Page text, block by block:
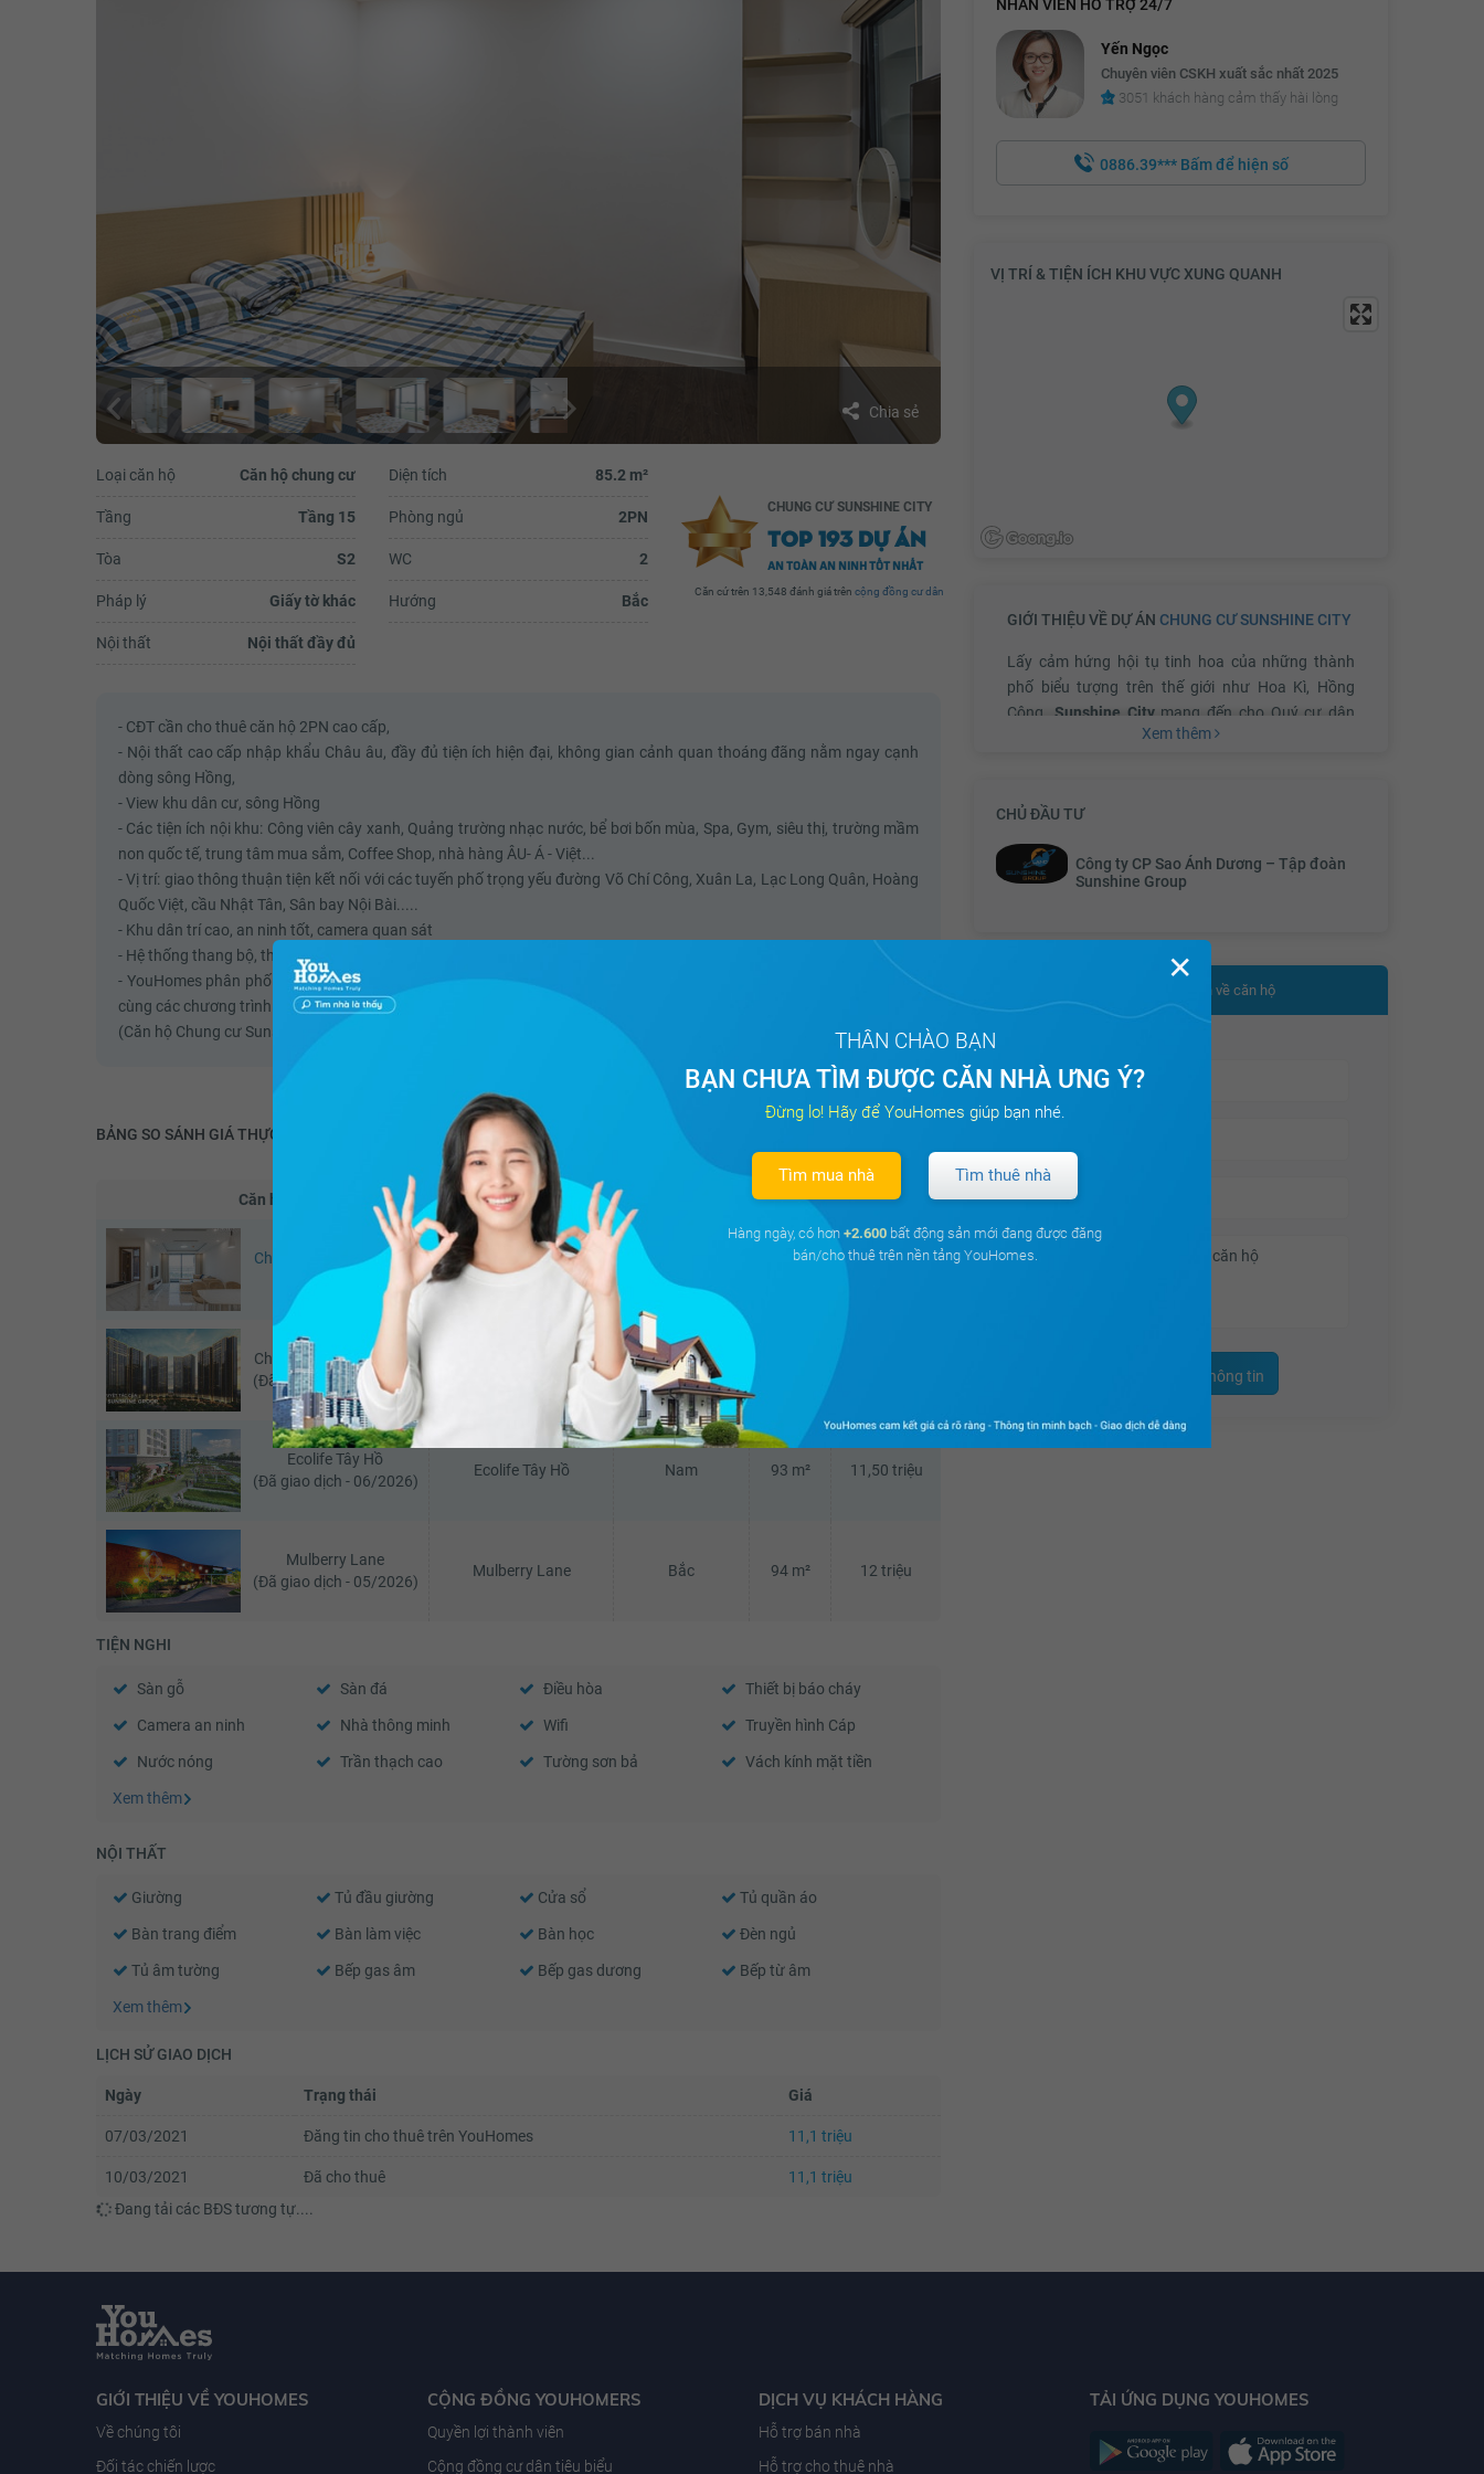
Chia sẻ
Loại căn hộ Căn hộ chung cư
Tầng Tầng 15
Tòa S2
Pháp lý Giấy tờ khác
Nội thất Nội thất đầy đủ
Diện tích 85.2 m²
Phòng ngủ 2PN
WC 2
Hướng Bắc
CHUNG CƯ SUNSHINE CITY
TOP 193 DỰ ÁN
AN TOÀN AN NINH TỐT NHẤT
Căn cứ trên 13,548 đánh giá trên cộng đồng cư dân
- CĐT cần cho thuê căn hộ 2PN cao cấp,
- Nội thất cao cấp nhập khẩu Châu âu, đầy đủ tiện ích hiện đại, không gian cảnh quan thoáng đãng nằm ngay cạnh
dòng sông Hồng,
- View khu dân cư, sông Hồng
- Các tiện ích nội khu: Công viên cây xanh, Quảng trường nhạc nước, bể bơi bốn mùa, Spa, Gym, siêu thị, trường mầm
non quốc tế, trung tâm mua sắm, Coffee Shop, nhà hàng ÂU- Á - Việt...
- Vị trí: giao thông thuận tiện kết nối với các tuyến phố trọng yếu đường Võ Chí Công, Xuân La, Lạc Long Quân, Hoàng
Quốc Việt, cầu Nhật Tân, Sân bay Nội Bài.....
- Khu dân trí cao, an ninh tốt, camera quan sát
- Hệ thống thang bộ, thoát hiểm, PCCC, xử lý rác thải chất lượng đồng bộ, khuôn viên hành lang rộng rãi.
- YouHomes phân phối chính thức các dòng sản phẩm căn hộ cho thuê của CĐT Sunshine và còn rất nhiều căn khác
cùng các chương trình hỗ trợ để KH có giá thuê tốt nhất
(Căn hộ Chung cư Sunshine City - Thuê căn hộ chung cư)
BẢNG SO SÁNH GIÁ THỰC
Căn hộ Tòa Diện tích Giá cho thuê
Chung cư Sunshine City
(Căn đang xem)
Chung cư Sunshine City
Chung cư Sunshine City
(Đã giao dịch - 06/2026)
Chung cư Sunshine City Đông Nam
Ecolife Tây Hồ
(Đã giao dịch - 06/2026)
Ecolife Tây Hồ Nam 93 m² 11,50 triệu
Mulberry Lane
(Đã giao dịch - 05/2026)
Mulberry Lane Bắc 94 m² 12 triệu
TIỆN NGHI
Sàn gỗ Sàn đá Điều hòa Thiết bị báo cháy
Camera an ninh Nhà thông minh Wifi Truyền hình Cáp
Nước nóng Trần thạch cao Tường sơn bả Vách kính mặt tiền
Xem thêm
NỘI THẤT
Giường Tủ đầu giường Cửa sổ Tủ quần áo
Bàn trang điểm Bàn làm việc Bàn học Đèn ngủ
Tủ âm tường Bếp gas âm Bếp gas dương Bếp từ âm
Xem thêm
LỊCH SỬ GIAO DỊCH
Ngày Trạng thái Giá
07/03/2021 Đăng tin cho thuê trên YouHomes 11,1 triệu
10/03/2021 Đã cho thuê
11,1 triệu
Đang tải các BĐS tương tự....
NHÂN VIÊN HỖ TRỢ 24/7
Yến Ngọc
Chuyên viên CSKH xuất sắc nhất 2025
3051 khách hàng cảm thấy hài lòng
0886.39*** Bấm để hiện số
VỊ TRÍ & TIỆN ÍCH KHU VỰC XUNG QUANH
GIỚI THIỆU VỀ DỰ ÁN CHUNG CƯ SUNSHINE CITY
Lấy cảm hứng hội tụ tinh hoa của những thành
phố biểu tượng trên thế giới như Hoa Kì, Hồng
Công. Sunshine Citymang đến cho Quý cư dân
một môi trường sống “Thượng Lưu” nâng tầm
Sunshine City ở đâu?
đô thị Nam Thăng Long - Ciputra với mặt tiền
hướng ra phía đường Võ Chí Công.
Tặng gói nội thất 300tr cho căn hộ 02 Phòng ngủ.
03 Phòng ngủ và Duplex.
hộ ls 0%/năm. Thời hạn ưu đãi 15 tháng đến ngày
15/11/2021 (Ân hạn nợ gốc trong thời gian htls).
Phương án 2 : Hỗ trợ khách hàng 40% giá trị căn
vượng từ dòng chảy tài lộc.
Điểm nhấn không gian củaSunshine Citylà cảnh
Xem thêm
CHỦ ĐẦU TƯ
Công ty CP Sao Ánh Dương – Tập đoàn
Sunshine Group
Nhận thêm thông tin về căn hộ
Nhận thêm thông tin
GIỚI THIỆU VỀ YOUHOMES
Về chúng tôi
Đối tác chiến lược
CỘNG ĐỒNG YOUHOMERS
Quyền lợi thành viên
Cộng đồng cư dân tiêu biểu
DỊCH VỤ KHÁCH HÀNG
Hỗ trợ bán nhà
Hỗ trợ cho thuê nhà
TẢI ỨNG DỤNG YOUHOMES
✕
THÂN CHÀO BẠN
BẠN CHƯA TÌM ĐƯỢC CĂN NHÀ ƯNG Ý?
Đừng lo! Hãy để YouHomes giúp bạn nhé.
Tìm mua nhà Tìm thuê nhà
Hàng ngày, có hơn +2.600 bất động sản mới đang được đăng
bán/cho thuê trên nền tảng YouHomes.